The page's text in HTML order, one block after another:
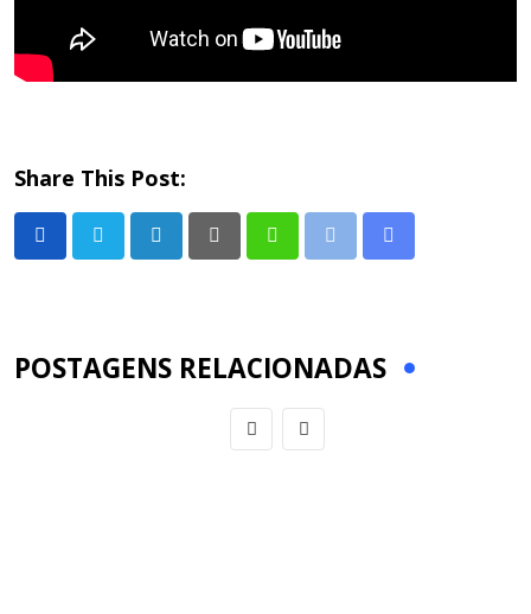
Share This Post:
POSTAGENS RELACIONADAS